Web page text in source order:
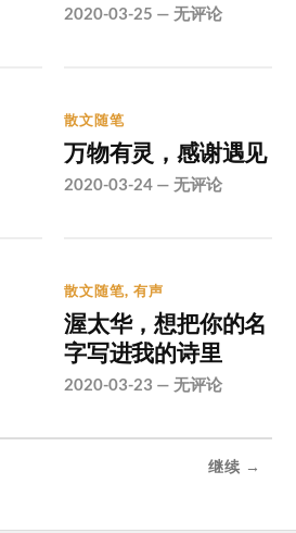
2020-03-25 —无评论
散文随笔
万物有灵，感谢遇见
2020-03-24 —无评论
散文随笔,有声
渥太华，想把你的名
字写进我的诗里
2020-03-23 —无评论
继续 →